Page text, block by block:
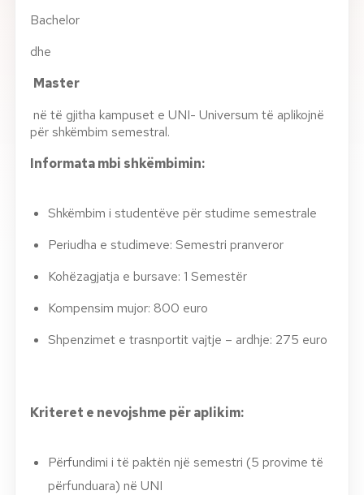
Bachelor
dhe
Master
në të gjitha kampuset e UNI- Universum të aplikojnë
për shkëmbim semestral.
Informata mbi shkëmbimin:
Shkëmbim i studentëve për studime semestrale
Periudha e studimeve: Semestri pranveror
Kohëzagjatja e bursave: 1 Semestër
Kompensim mujor: 800 euro
Shpenzimet e trasnportit vajtje – ardhje: 275 euro
Kriteret e nevojshme për aplikim:
Përfundimi i të paktën një semestri (5 provime të
përfunduara) në UNI